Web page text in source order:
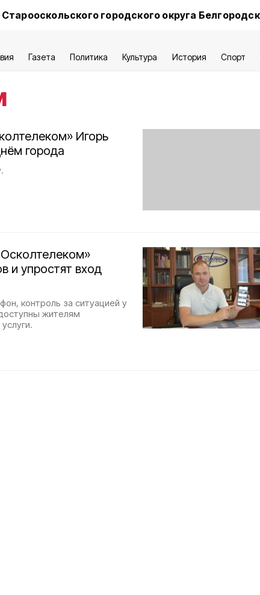
городского округа
Газета Политика Культура История Спорт
Игорь
города
и упростят вход
контроль за ситуацией у
жителям